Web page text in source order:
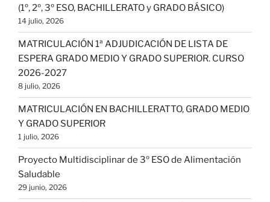
(1º, 2º, 3º ESO, BACHILLERATO y GRADO BÁSICO)
14 julio, 2026
MATRICULACIÓN 1ª ADJUDICACIÓN DE LISTA DE
ESPERA GRADO MEDIO Y GRADO SUPERIOR. CURSO
2026-2027
8 julio, 2026
MATRICULACIÓN EN BACHILLERATTO, GRADO MEDIO
Y GRADO SUPERIOR
1 julio, 2026
Proyecto Multidisciplinar de 3º ESO de Alimentación
Saludable
29 junio, 2026